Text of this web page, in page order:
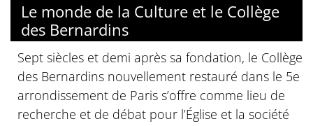
Le monde de la Culture et le Collège
des Bernardins
Sept siècles et demi après sa fondation, le Collège
des Bernardins nouvellement restauré dans le 5e
arrondissement de Paris s’offre comme lieu de
recherche et de débat pour l’Église et la société